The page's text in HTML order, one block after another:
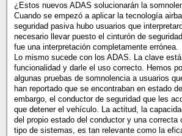
¿Estos nuevos ADAS solucionarán la
Cuando se empezó a aplicar la tecnología
seguridad pasiva hubo usuarios que
necesario llevar puesto el cinturón de
fue una interpretación completamente errónea.
Lo mismo sucede con los ADAS. La clave
funcionalidad y darle el uso correcto. Hemos
algunas pruebas de somnolencia a usuarios
han reportado que se encontraban en estado
embargo, el conductor de seguridad que les
que detener el vehículo. La actitud, la
del propio estado del conductor y una correcta
tipo de sistemas, es tan relevante como la